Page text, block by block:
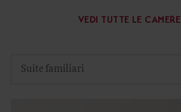
VEDI TUTTE LE CAMERE